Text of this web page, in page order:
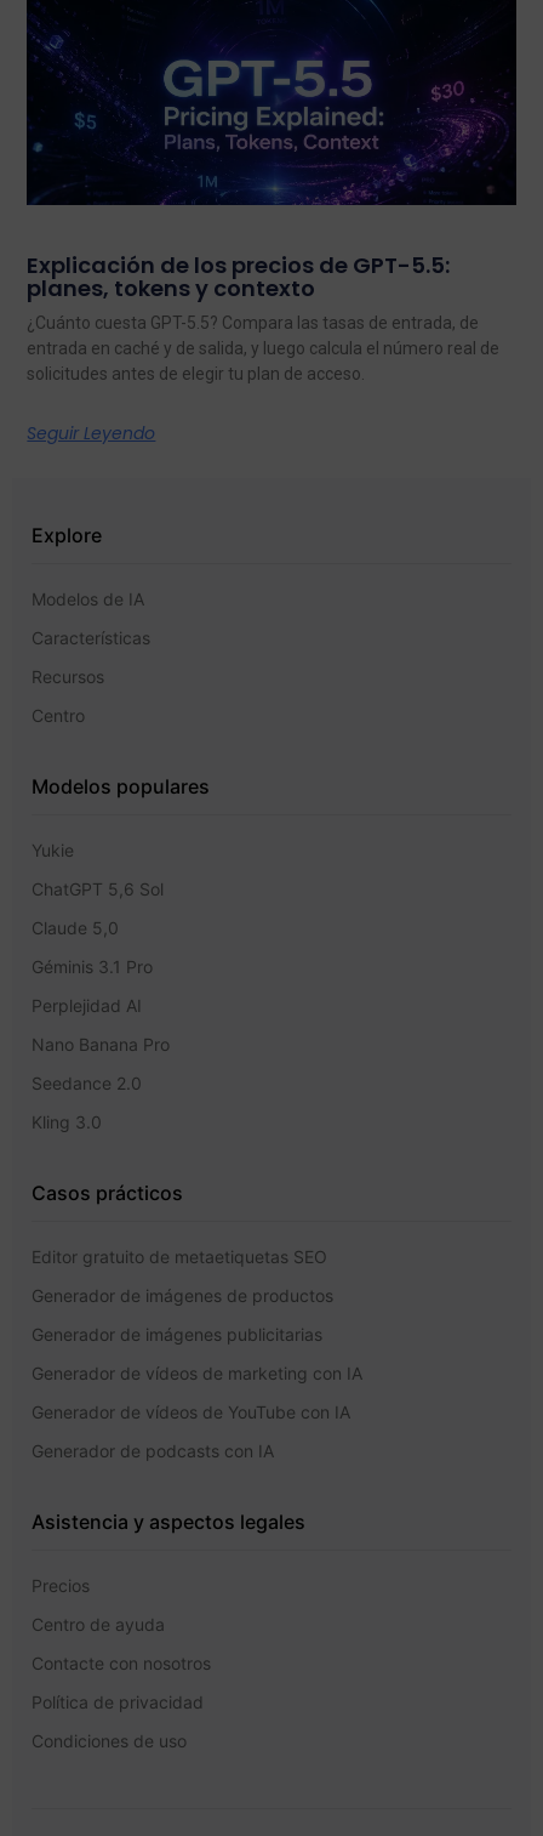
Explicación de los precios de GPT-5.5:
planes, tokens y contexto
¿Cuánto cuesta GPT-5.5? Compara las tasas de entrada, de
entrada en caché y de salida, y luego calcula el número real de
solicitudes antes de elegir tu plan de acceso.
Seguir Leyendo
Explore
Modelos de IA
Características
Recursos
Centro
Modelos populares
Yukie
ChatGPT 5,6 Sol
Claude 5,0
Géminis 3.1 Pro
Perplejidad AI
Nano Banana Pro
Seedance 2.0
Kling 3.0
Casos prácticos
Editor gratuito de metaetiquetas SEO
Generador de imágenes de productos
Generador de imágenes publicitarias
Generador de vídeos de marketing con IA
Generador de vídeos de YouTube con IA
Generador de podcasts con IA
Asistencia y aspectos legales
Precios
Centro de ayuda
Contacte con nosotros
Política de privacidad
Condiciones de uso